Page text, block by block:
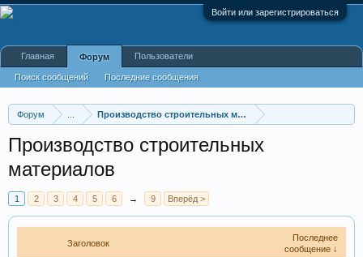
Войти или зарегистрироваться
Форум Производство строительных материалов, оборудования
Производство строительных
материалов
1 2 3 4 5 6 → 9 Вперёд >
Заголовок
Последнее
сообщение ↓
Главная Форум
Поиск сообщений Последние сообщения
Пользователи